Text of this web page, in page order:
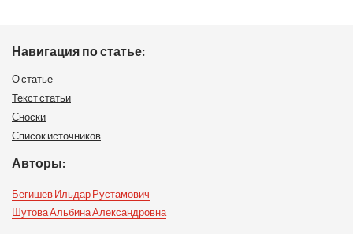
Навигация по статье:
О статье
Текст статьи
Сноски
Список источников
Авторы:
Бегишев Ильдар Рустамович
Шутова Альбина Александровна